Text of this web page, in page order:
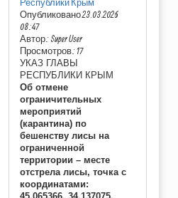
Республики Крым
Опубликовано 23.03.2026
08:47
Автор: Super User
Просмотров: 17
УКАЗ ГЛАВЫ
РЕСПУБЛИКИ КРЫМ
Об отмене
ограничительных
мероприятий
(карантина) по
бешенству лисы на
ограниченной
территории – месте
отстрела лисы, точка с
координатами: